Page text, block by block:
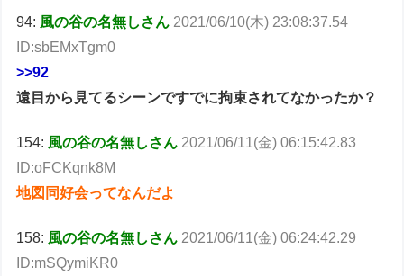
94: 風の谷の名無しさん 2021/06/10(木) 23:08:37.54
ID:sbEMxTgm0
>>92
遠目から見てるシーンですでに拘束されてなかったか？
154: 風の谷の名無しさん 2021/06/11(金) 06:15:42.83
ID:oFCKqnk8M
地図同好会ってなんだよ
158: 風の谷の名無しさん 2021/06/11(金) 06:24:42.29
ID:mSQymiKR0